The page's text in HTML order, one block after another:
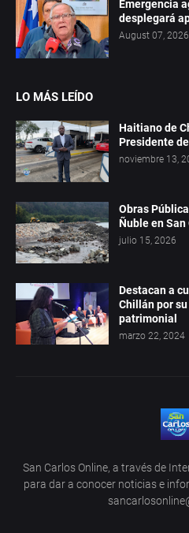
Emergencia
desplegará
August 07, 2026
LO MÁS LEÍDO
Haitiano de
Presidente
noviembre 13,
Obras
Ñuble en San
julio 15, 2026
Destacan a
Chillán por
patrimonial
marzo 22, 2024
San Carlos Online, a través de
para dar a conocer noticias e